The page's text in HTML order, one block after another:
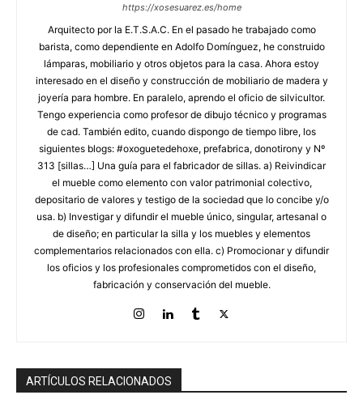
https://xosesuarez.es/home
Arquitecto por la E.T.S.A.C. En el pasado he trabajado como
barista, como dependiente en Adolfo Domínguez, he construido
lámparas, mobiliario y otros objetos para la casa. Ahora estoy
interesado en el diseño y construcción de mobiliario de madera y
joyería para hombre. En paralelo, aprendo el oficio de silvicultor.
Tengo experiencia como profesor de dibujo técnico y programas
de cad. También edito, cuando dispongo de tiempo libre, los
siguientes blogs: #oxoguetedehoxe, prefabrica, donotirony y Nº
313 [sillas…] Una guía para el fabricador de sillas. a) Reivindicar
el mueble como elemento con valor patrimonial colectivo,
depositario de valores y testigo de la sociedad que lo concibe y/o
usa. b) Investigar y difundir el mueble único, singular, artesanal o
de diseño; en particular la silla y los muebles y elementos
complementarios relacionados con ella. c) Promocionar y difundir
los oficios y los profesionales comprometidos con el diseño,
fabricación y conservación del mueble.
ARTÍCULOS RELACIONADOS